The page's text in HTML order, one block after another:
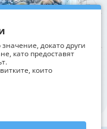
докато други
като предоставят
които